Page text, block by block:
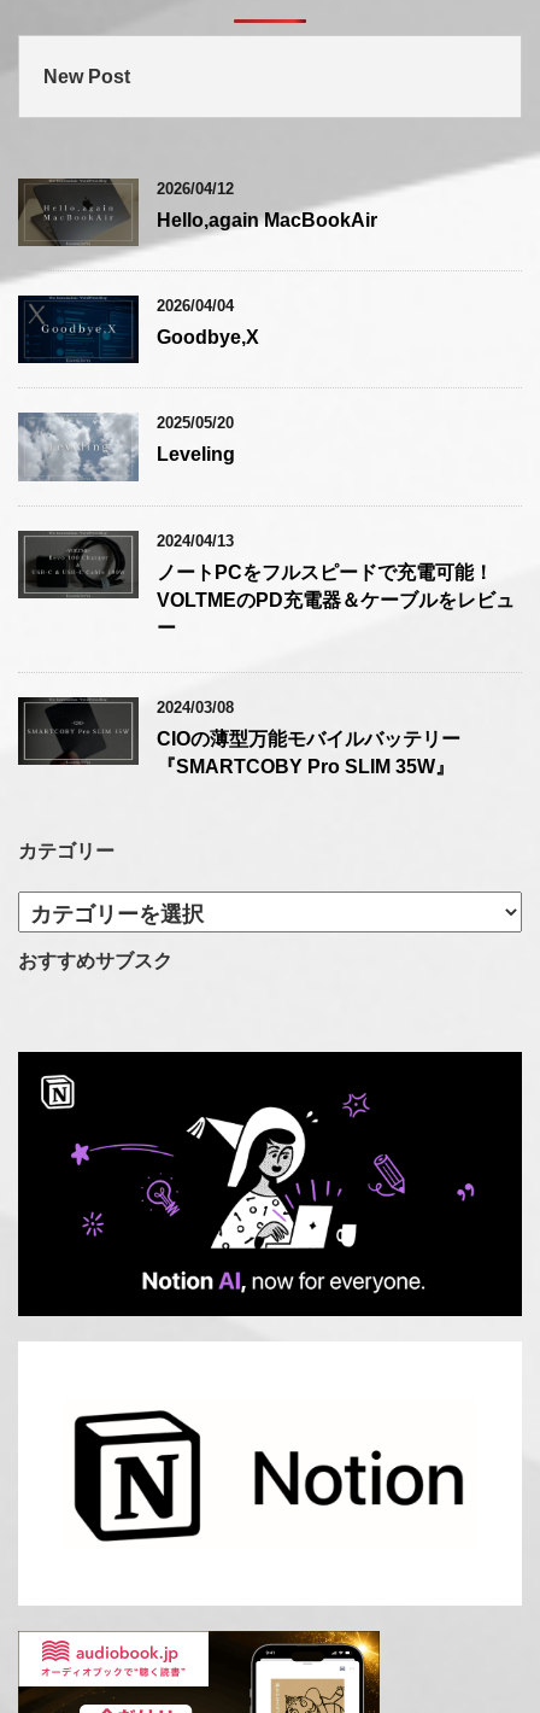
New Post
2026/04/12
Hello,again MacBookAir
2026/04/04
Goodbye,X
2025/05/20
Leveling
2024/04/13
ノートPCをフルスピードで充電可能！
VOLTMEのPD充電器＆ケーブルをレビュ
ー
2024/03/08
CIOの薄型万能モバイルバッテリー
『SMARTCOBY Pro SLIM 35W』
カテゴリー
カ
テ
ゴ
おすすめサブスク